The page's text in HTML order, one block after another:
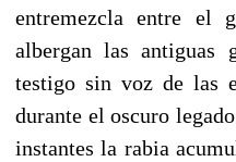
entremezcla entre el
albergan las antiguas
testigo sin voz de las
durante el oscuro
instantes la rabia